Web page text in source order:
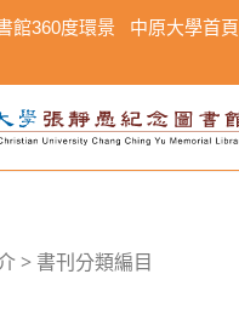
館360度環景 中原大學首頁
> 書刊分類編目